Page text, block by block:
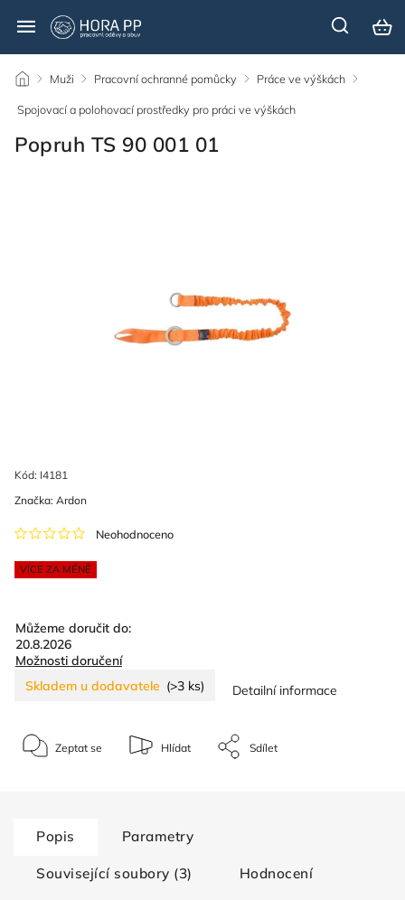
/ Muži / Pracovní ochranné pomůcky / Práce ve výškách /
Spojovací a polohovací prostředky pro práci ve výškách
Popruh TS 90 001 01
Kód: I4181
VÍCE ZA MÉNĚ
Neohodnoceno
Značka: Ardon
Můžeme doručit do:
20.8.2026
Možnosti doručení
Skladem u dodavatele (>3 ks) Detailní informace
Zeptat se Hlídat Sdílet
Popis Parametry
Související soubory (3) Hodnocení